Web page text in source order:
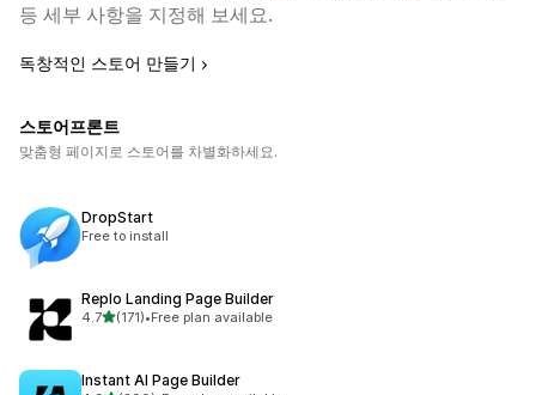
등 세부 사항을 지정해 보세요.
독창적인 스토어 만들기
스토어프론트
맞춤형 페이지로 스토어를 차별화하세요.
DropStart
Free to install
Replo Landing Page Builder
4.7별 5개 중
(171)
총 리뷰 171개
•Free plan available
Instant AI Page Builder